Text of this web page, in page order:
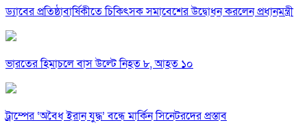
ড্যাবের প্রতিষ্ঠাবার্ষিকীতে চিকিৎসক সমাবেশের উদ্বোধন করলেন প্রধানমন্ত্রী
ভারতের হিমাচলে বাস উল্টে নিহত ৮, আহত ১০
ট্রাম্পের ‘অবৈধ ইরান যুদ্ধ’ বন্ধে মার্কিন সিনেটরদের প্রস্তাব